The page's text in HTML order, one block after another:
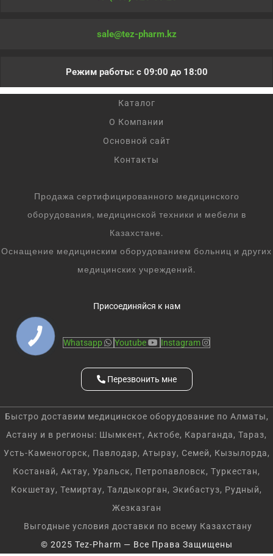
sale@tez-pharm.kz
Режим работы: с 09:00 до 18:00
Каталог
О Компании
Основной сайт
Контакты
Продажа сертифицированного медицинского
оборудования, медицинской техники и мебели в
Казахстане.
Оснащение медицинским оборудованием больниц и других
медицинских учреждений.
Присоединяйся к нам
Whatsapp Youtube Instagram
Перезвонить мне
Быстро доставим медицинское оборудование по Алматы,
Астану и в регионы: Шымкент, Актобе, Караганда, Тараз,
Усть-Каменогорск, Павлодар, Атырау, Семей, Кызылорда,
Костанай, Актау, Уральск, Петропавловск, Туркестан,
Кокшетау, Темиртау, Талдыкорган, Экибастуз, Рудный,
Жезказган
Выгодные условия доставки по всему Казахстану
© 2025 Tez-Pharm — Все Права Защищены